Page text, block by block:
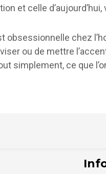
et celle
obsessionnelle chez
ou de mettre
simplement, ce que